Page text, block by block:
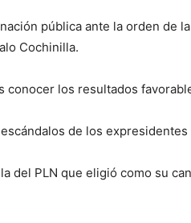
pública ante la orden de
Cochinilla.
conocer los resultados
de los
del PLN que eligió como su